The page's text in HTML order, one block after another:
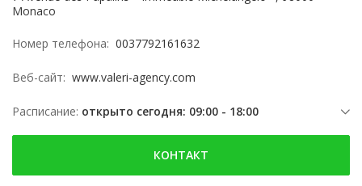
Monaco
Номер телефона: 0037792161632
Веб-сайт: www.valeri-agency.com
Расписание: открыто сегодня: 09:00 - 18:00
четверг: 09:00 - 18:00
пятница: 09:00 - 18:00
КОНТАКТ